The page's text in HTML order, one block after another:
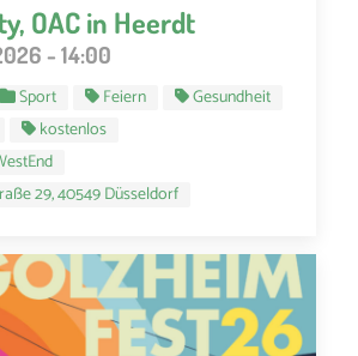
OAC in Heerdt
- 14:00
Sport Feiern
Gesundheit
kostenlos
29, 40549 Düsseldorf